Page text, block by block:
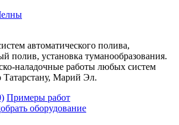
автоматического полива,
полив, установка туманообразования.
наладочные работы любых систем
Татарстану, Марий Эл.
Примеры работ
оборудование